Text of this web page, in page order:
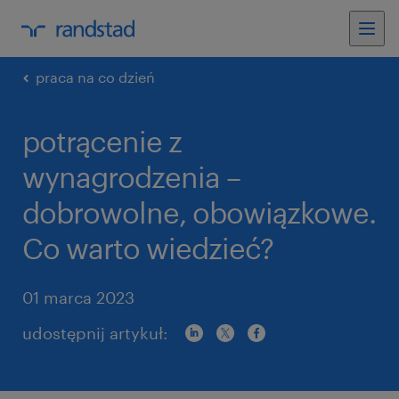
praca na co dzień
potrącenie z
wynagrodzenia –
dobrowolne, obowiązkowe.
Co warto wiedzieć?
01 marca 2023
udostępnij artykuł: